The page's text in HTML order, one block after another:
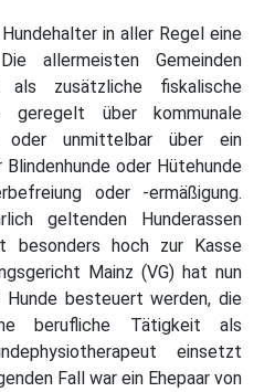
in aller Regel eine
allermeisten Gemeinden
zusätzliche fiskalische
geregelt über kommunale
oder unmittelbar über ein
oder Hütehunde
oder -ermäßigung.
geltenden Hunderassen
besonders hoch zur Kasse
Mainz (VG) hat nun
Hunde besteuert werden, die
berufliche Tätigkeit als
einsetzt
Fall war ein Ehepaar von